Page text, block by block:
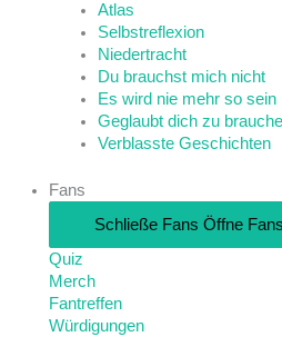
Atlas
Selbstreflexion
Niedertracht
Du brauchst mich nicht
Es wird nie mehr so sein
Geglaubt dich zu
Verblasste Geschichten
Fans
Schließe Fans Öffne Fans
Quiz
Merch
Fantreffen
Würdigungen